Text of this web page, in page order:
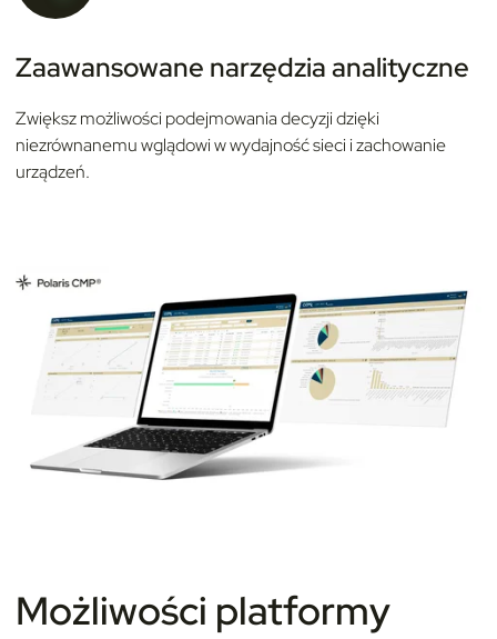
Zaawansowane narzędzia analityczne
Zwiększ możliwości podejmowania decyzji dzięki
niezrównanemu wglądowi w wydajność sieci i zachowanie
urządzeń.
Możliwości platformy